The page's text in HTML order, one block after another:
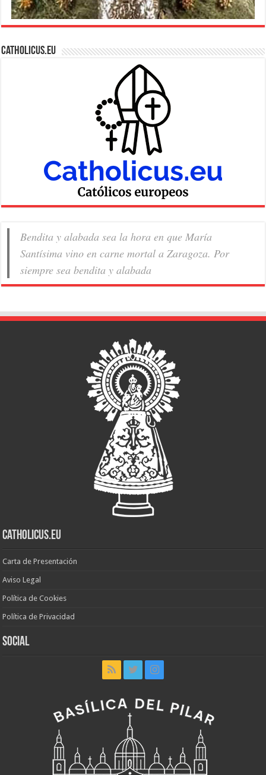
Catholicus.eu
Bendita y alabada sea la hora en que María
Santísima vino en carne mortal a Zaragoza. Por
siempre sea bendita y alabada
Catholicus.eu
Carta de Presentación
Aviso Legal
Política de Cookies
Política de Privacidad
Social